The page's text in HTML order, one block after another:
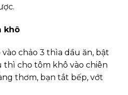
khô
chảo 3 thìa dầu ăn, bật
thì cho tôm khô vào chiên
thơm, bạn tắt bếp, vớt